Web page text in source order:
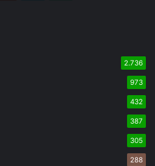
2.736
973
432
387
305
288